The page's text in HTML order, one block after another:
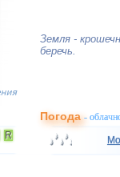
Земля -
беречь.
R
Погода-